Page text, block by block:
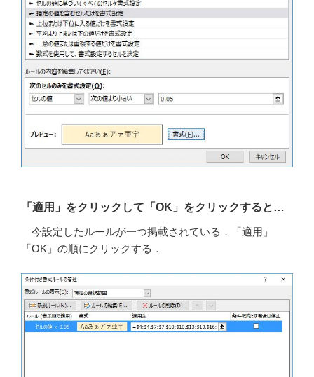
「適用」をクリックして「OK」をクリックすると…
今設定したルールが一つ掲載されている．「適用」
「OK」の順にクリックする．